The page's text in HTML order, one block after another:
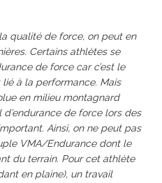
qualité de force, on peut en
Certains athlètes se
de force car c’est le
à la performance. Mais
en milieu montagnard
de force lors des
Ainsi, on ne peut pas
VMA/Endurance dont le
du terrain. Pour cet athlète
en plaine), un travail